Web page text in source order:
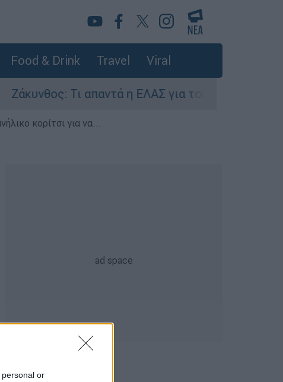
or
Food & Drink Travel Viral
Τι απαντά η ΕΛΑΣ για τους 8 βιασμούς
κορίτσι για να...